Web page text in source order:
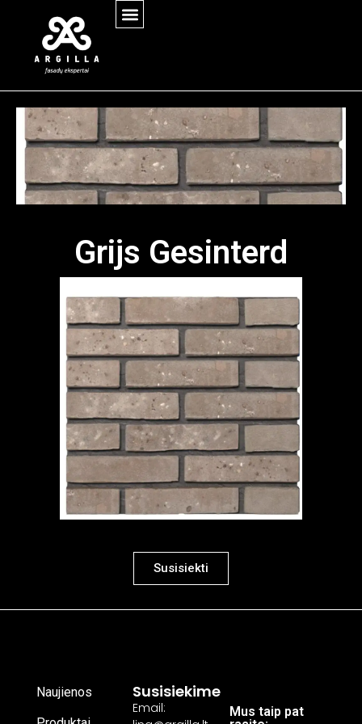
Grijs Gesinterd
Susisiekti
Mus taip pat
Naujienos Susisiekime
Email: